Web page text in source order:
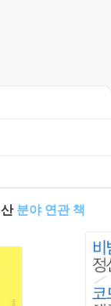
분야 연관 책